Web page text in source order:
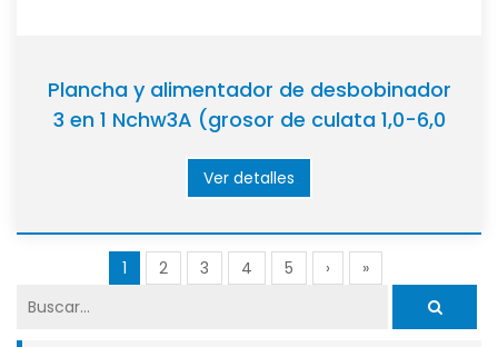
Plancha y alimentador de desbobinador
3 en 1 Nchw3A (grosor de culata 1,0-6,0
Ver detalles
1 2 3 4 5 › »